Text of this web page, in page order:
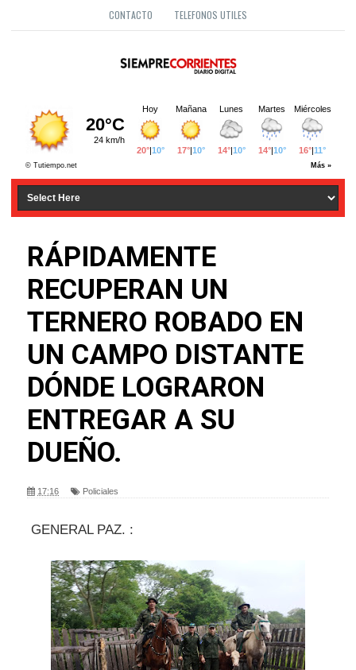
CONTACTO TELEFONOS UTILES
RÁPIDAMENTE
RECUPERAN UN
TERNERO ROBADO EN
UN CAMPO DISTANTE
DÓNDE LOGRARON
ENTREGAR A SU
DUEÑO.
17:16 Policiales
GENERAL PAZ. :